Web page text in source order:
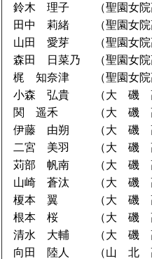
鈴木 理子
（聖園女
田中 莉緒
（聖園女
山田 愛芽
（聖園女
森田 日菜乃
（聖園女
梶 知奈津
（聖園女
小森 弘貴
（大 磯
関 遥禾
（大 磯
伊藤 由朔
（大 磯
二宮 美羽
（大 磯
苅部 帆南
（大 磯
山崎 蒼汰
（大 磯
榎本 翼
（大 磯
根本 桜
（大 磯
清水 大輔
（大 磯
向田 陸人
（山 北